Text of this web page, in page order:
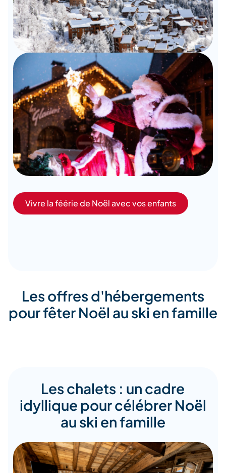
Vivre la féérie de Noël avec vos enfants
Les offres d'hébergements
pour fêter Noël au ski en famille
Les chalets : un cadre
idyllique pour célébrer Noël
au ski en famille